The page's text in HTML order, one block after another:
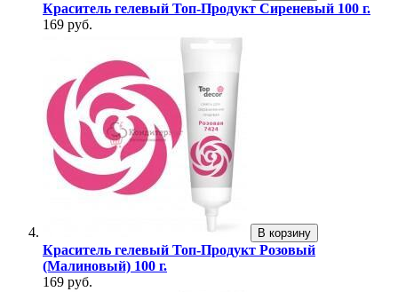
Краситель гелевый Топ-Продукт Сиреневый 100 г.
169 руб.
В корзину
Краситель гелевый Топ-Продукт Розовый
(Малиновый) 100 г.
169 руб.